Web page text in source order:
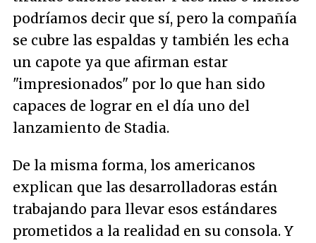
podríamos decir que sí, pero la compañía
se cubre las espaldas y también les echa
un capote ya que afirman estar
"impresionados" por lo que han sido
capaces de lograr en el día uno del
lanzamiento de Stadia.
De la misma forma, los americanos
explican que las desarrolladoras están
trabajando para llevar esos estándares
prometidos a la realidad en su consola. Y